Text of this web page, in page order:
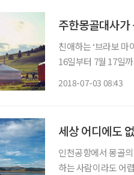
주한몽골대사
친애하는 ‘브라보 마
16일부터 7월 17일
2018-07-03 08:43
세상 어디에도
인천공항에서 몽골
하는 사람이라도 어